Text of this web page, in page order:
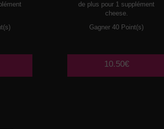
de plus pour 1 supplément
cheese.
Gagner 40 Point(s)
10.50€